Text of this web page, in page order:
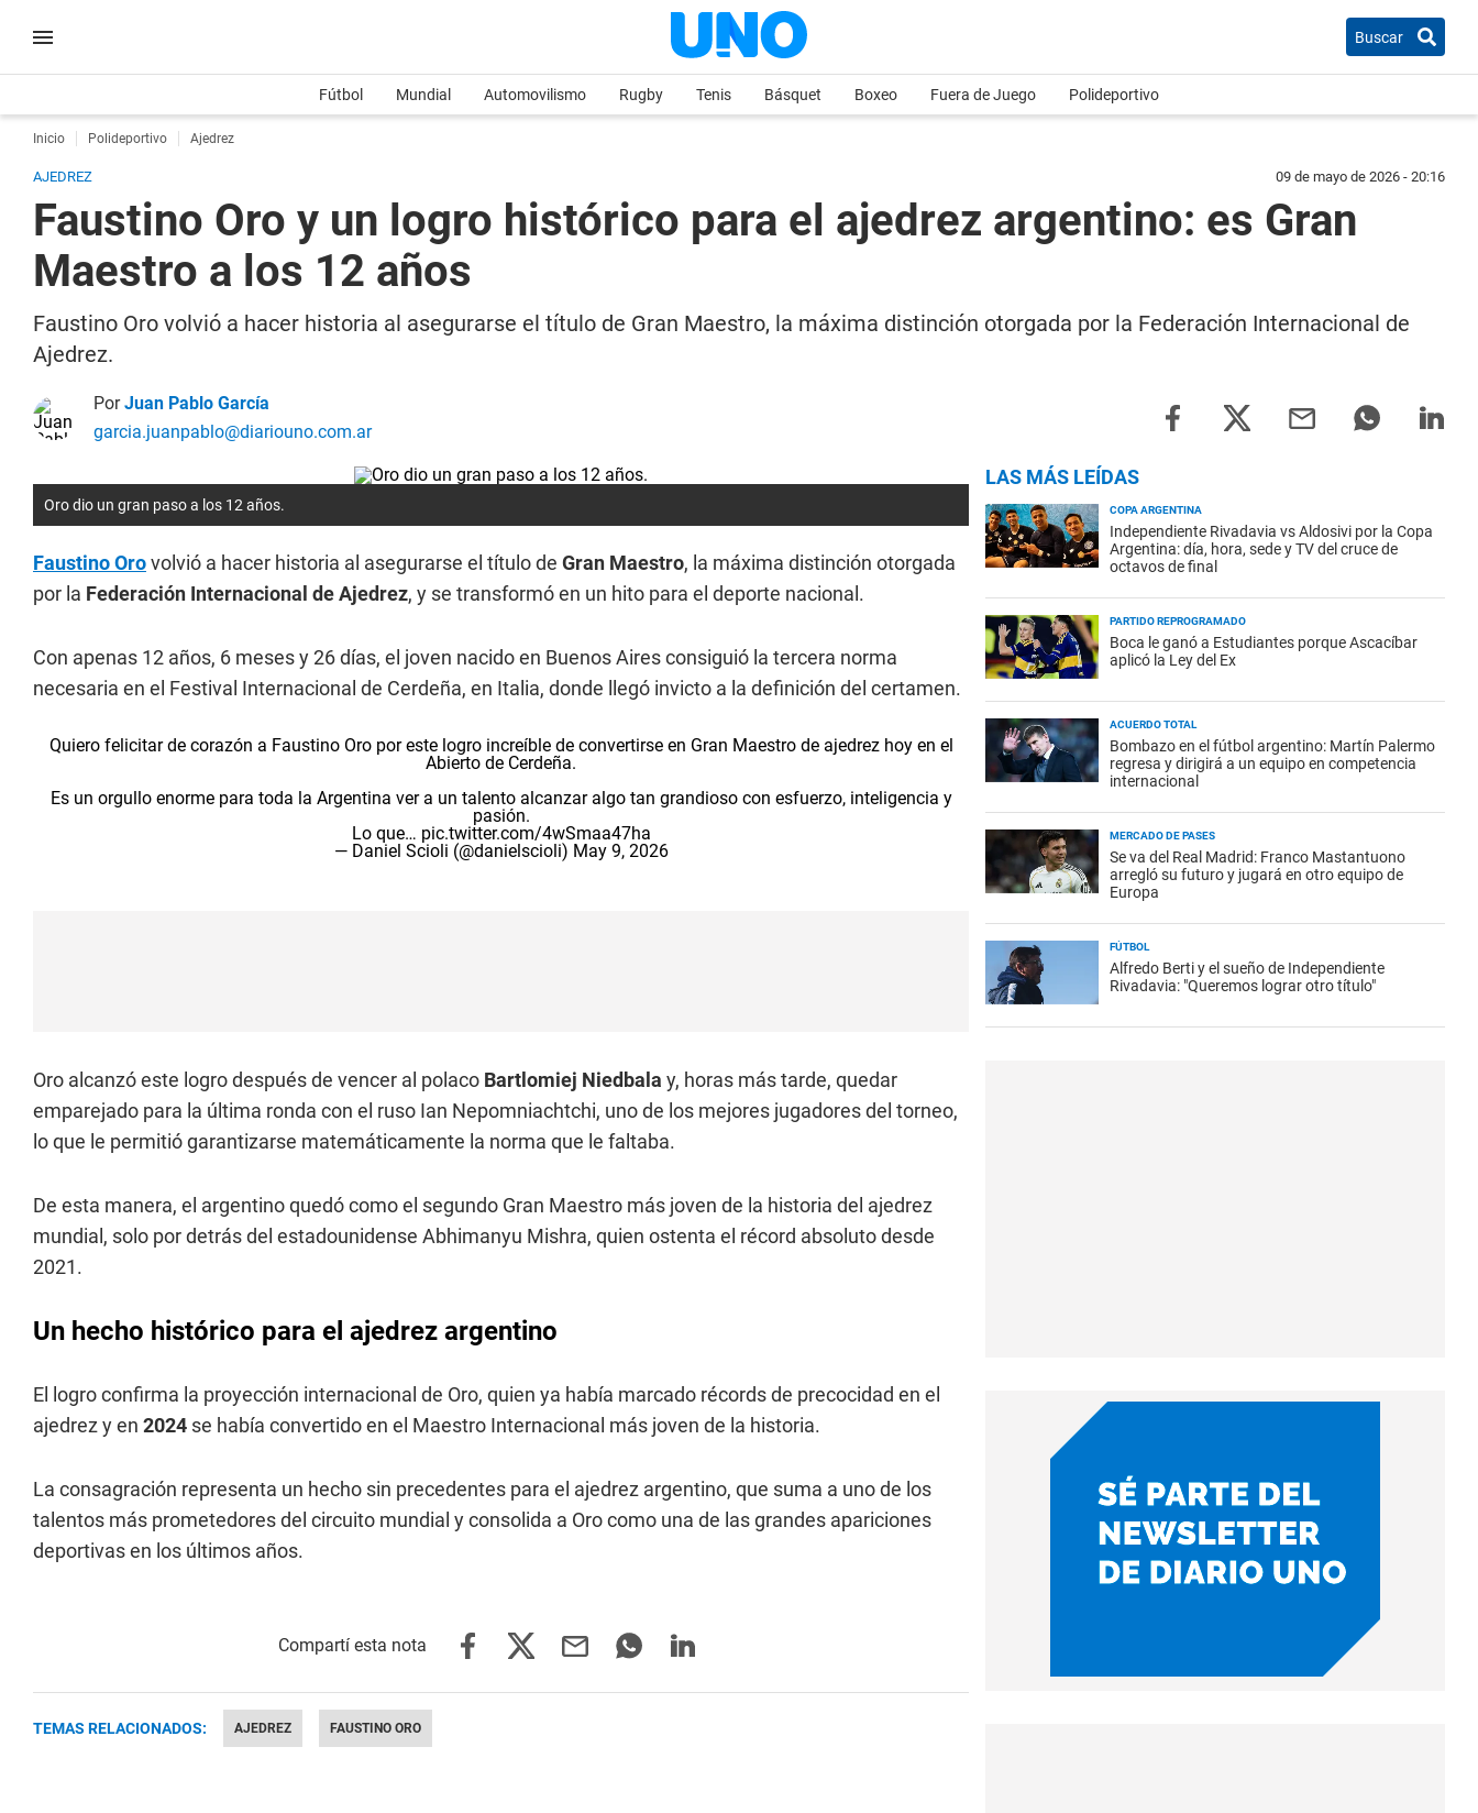
Buscar
Fútbol Mundial Automovilismo Rugby Tenis Básquet Boxeo Fuera de Juego Polideportivo
Inicio Polideportivo Ajedrez
AJEDREZ 09 de mayo de 2026 - 20:16
Faustino Oro y un logro histórico para el ajedrez argentino: es Gran
Maestro a los 12 años
Faustino Oro volvió a hacer historia al asegurarse el título de Gran Maestro, la máxima distinción otorgada por la Federación Internacional de
Ajedrez.
PorJuan Pablo García
garcia.juanpablo@diariouno.com.ar
Oro dio un gran paso a los 12 años.
Faustino Orovolvió a hacer historia al asegurarse el título de Gran Maestro, la máxima distinción otorgada
por la Federación Internacional de Ajedrez, y se transformó en un hito para el deporte nacional.
Con apenas 12 años, 6 meses y 26 días, el joven nacido en Buenos Aires consiguió la tercera norma
necesaria en el Festival Internacional de Cerdeña, en Italia, donde llegó invicto a la definición del certamen.
Quiero felicitar de corazón a Faustino Oro por este logro increíble de convertirse en Gran Maestro de ajedrez hoy en el
Abierto de Cerdeña.
Es un orgullo enorme para toda la Argentina ver a un talento alcanzar algo tan grandioso con esfuerzo, inteligencia y
pasión.
Lo que… pic.twitter.com/4wSmaa47ha
— Daniel Scioli (@danielscioli) May 9, 2026
Oro alcanzó este logro después de vencer al polaco Bartlomiej Niedbala y, horas más tarde, quedar
emparejado para la última ronda con el ruso Ian Nepomniachtchi, uno de los mejores jugadores del torneo,
lo que le permitió garantizarse matemáticamente la norma que le faltaba.
De esta manera, el argentino quedó como el segundo Gran Maestro más joven de la historia del ajedrez
mundial, solo por detrás del estadounidense Abhimanyu Mishra, quien ostenta el récord absoluto desde
2021.
Un hecho histórico para el ajedrez argentino
El logro confirma la proyección internacional de Oro, quien ya había marcado récords de precocidad en el
ajedrez y en 2024 se había convertido en el Maestro Internacional más joven de la historia.
La consagración representa un hecho sin precedentes para el ajedrez argentino, que suma a uno de los
talentos más prometedores del circuito mundial y consolida a Oro como una de las grandes apariciones
deportivas en los últimos años.
TEMAS RELACIONADOS: AJEDREZ FAUSTINO ORO
LAS MÁS LEÍDAS
COPA ARGENTINA
Independiente Rivadavia vs Aldosivi por la Copa
Argentina: día, hora, sede y TV del cruce de
octavos de final
PARTIDO REPROGRAMADO
Boca le ganó a Estudiantes porque Ascacíbar
aplicó la Ley del Ex
ACUERDO TOTAL
Bombazo en el fútbol argentino: Martín Palermo
regresa y dirigirá a un equipo en competencia
internacional
MERCADO DE PASES
Se va del Real Madrid: Franco Mastantuono
arregló su futuro y jugará en otro equipo de
Europa
FÚTBOL
Alfredo Berti y el sueño de Independiente
Rivadavia: "Queremos lograr otro título"